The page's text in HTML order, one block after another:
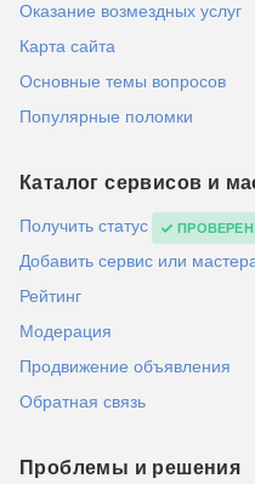
Оказание возмездных услуг
Карта сайта
Основные темы вопросов
Популярные поломки
Каталог сервисов и
Получить статус ПРОВЕРЕН
Добавить сервис или
Рейтинг
Модерация
Продвижение объявления
Обратная связь
Проблемы и решения